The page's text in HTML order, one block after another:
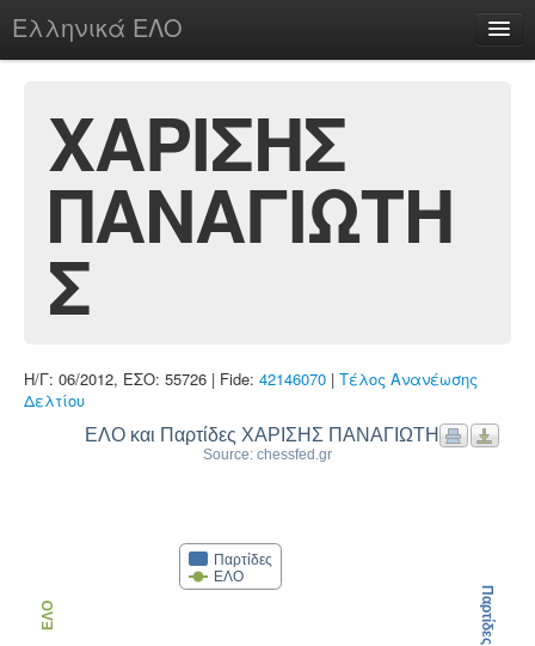
Ελληνικά ΕΛΟ
chesstu.be @ discord
Login
ΧΑΡΙΣΗΣ
ΠΑΝΑΓΙΩΤΗ
Σ
Η/Γ: 06/2012, ΕΣΟ: 55726 | Fide: 42146070 | Τέλος Ανανέωσης
Δελτίου
ΕΛΟ και Παρτίδες ΧΑΡΙΣΗΣ ΠΑΝΑΓΙΩΤΗΣ
Source: chessfed.gr
Παρτίδες
ΕΛΟ
ΕΛΟ Παρτίδες